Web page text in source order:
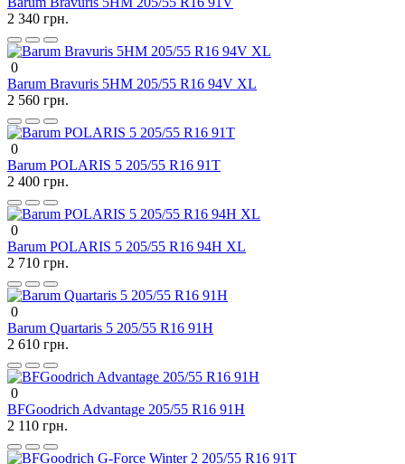
2 340 грн.
0
Barum Bravuris 5HM 205/55 R16 94V XL
2 560 грн.
0
Barum POLARIS 5 205/55 R16 91T
2 400 грн.
0
Barum POLARIS 5 205/55 R16 94H XL
2 710 грн.
0
Barum Quartaris 5 205/55 R16 91H
2 610 грн.
0
BFGoodrich Advantage 205/55 R16 91H
2 110 грн.